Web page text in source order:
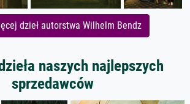
dzieł autorstwa Wilhelm Bendz
naszych najlepszych
sprzedawców